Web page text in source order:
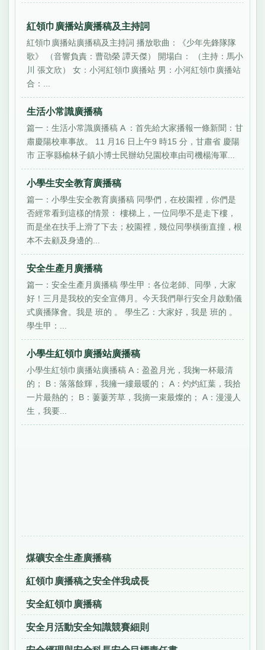
紅領巾廣播站廣播稿及主持詞
紅領巾廣播站廣播稿及主持詞 播放歌曲：《少年先鋒隊隊
歌》 （音響負責：曹劭榮 譚天傑） 開場白： （主持：馬小
川 張文欣） 女：小河紅領巾廣播站 男：小河紅領巾廣播站
合：...
生活小常識廣播稿
篇一：生活小常識廣播稿 A ：首先給大家播報一條新聞：甘
肅慶陽校車事故。 11 月16 日上午9 時15 分，甘肅省 慶陽
市 正寧縣榆林子鎮小博士民辦幼兒園校車由司機楊海軍...
小學生安全教育廣播稿
篇一：小學生安全教育廣播稿 同學們，在校園裡，你們是
否經常看到這樣的情景： 樓梯上，一位同學不是走下樓，
而是坐在扶手上滑了下去；校園裡，幾位同學橫衝直撞，根
本不去顧及身邊的...
安全生產月廣播稿
篇一：安全生產月廣播稿 學生甲：各位老師、同學，大家
好！三月是我校的安全宣傳月。今天我們舉行安全月啟動儀
式廣播隊會。我是 班的 。 學生乙：大家好，我是 班的 。
學生甲：...
小學生紅領巾廣播站廣播稿
小學生紅領巾廣播站廣播稿 A：盈盈月光，我掬一杯最清
的； B：落落餘輝，我擁一縷最暖的； A：灼灼紅葉，我拾
一片最熱的； B：萋萋芳草，我摘一束最燦的； A：漫漫人
生，我要...
煤礦安全生產廣播稿
紅領巾廣播稿之安全伴我成長
安全紅領巾廣播稿
安全月活動安全知識競賽細則